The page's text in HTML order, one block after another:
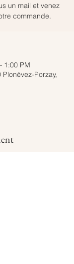
un mail et venez
commande.
1:00 PM
Porzay,